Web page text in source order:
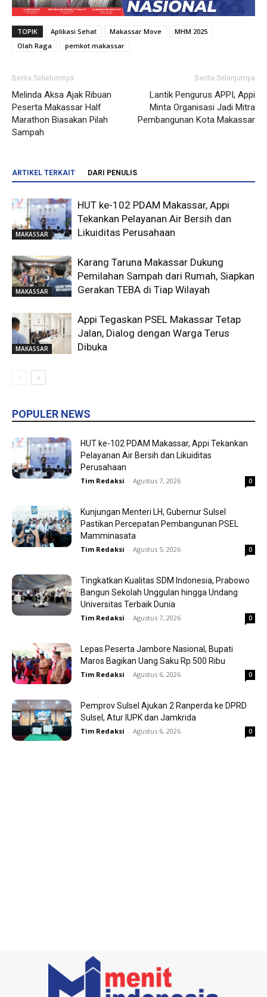
TOPIK Aplikasi Sehat Makassar Move
MHM 2025
Olah Raga
pemkot makassar
Berita Sebelumnya
Melinda Aksa Ajak Ribuan
Peserta Makassar Half
Marathon Biasakan Pilah
Sampah
Berita Selanjutnya
Lantik Pengurus APPI, Appi
Minta Organisasi Jadi Mitra
Pembangunan Kota Makassar
ARTIKEL TERKAIT DARI PENULIS
MAKASSAR
HUT ke-102 PDAM Makassar, Appi
Tekankan Pelayanan Air Bersih dan
Likuiditas Perusahaan
MAKASSAR
Karang Taruna Makassar Dukung
Pemilahan Sampah dari Rumah, Siapkan
Gerakan TEBA di Tiap Wilayah
MAKASSAR
Appi Tegaskan PSEL Makassar Tetap
Jalan, Dialog dengan Warga Terus
Dibuka
POPULER NEWS
HUT ke-102 PDAM Makassar, Appi Tekankan
Pelayanan Air Bersih dan Likuiditas
Perusahaan
Tim Redaksi - Agustus 7, 2026 0
Kunjungan Menteri LH, Gubernur Sulsel
Pastikan Percepatan Pembangunan PSEL
Mamminasata
Tim Redaksi - Agustus 5, 2026 0
Tingkatkan Kualitas SDM Indonesia, Prabowo
Bangun Sekolah Unggulan hingga Undang
Universitas Terbaik Dunia
Tim Redaksi - Agustus 7, 2026 0
Lepas Peserta Jambore Nasional, Bupati
Maros Bagikan Uang Saku Rp 500 Ribu
Tim Redaksi - Agustus 6, 2026 0
Pemprov Sulsel Ajukan 2 Ranperda ke DPRD
Sulsel, Atur IUPK dan Jamkrida
Tim Redaksi - Agustus 6, 2026 0